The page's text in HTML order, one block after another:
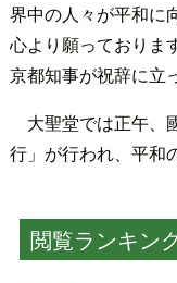
界中の人々が平和に
心より願っておりま
京都知事が祝辞に立
大聖堂では正午、
行」が行われ、平和
閲覧ランキン